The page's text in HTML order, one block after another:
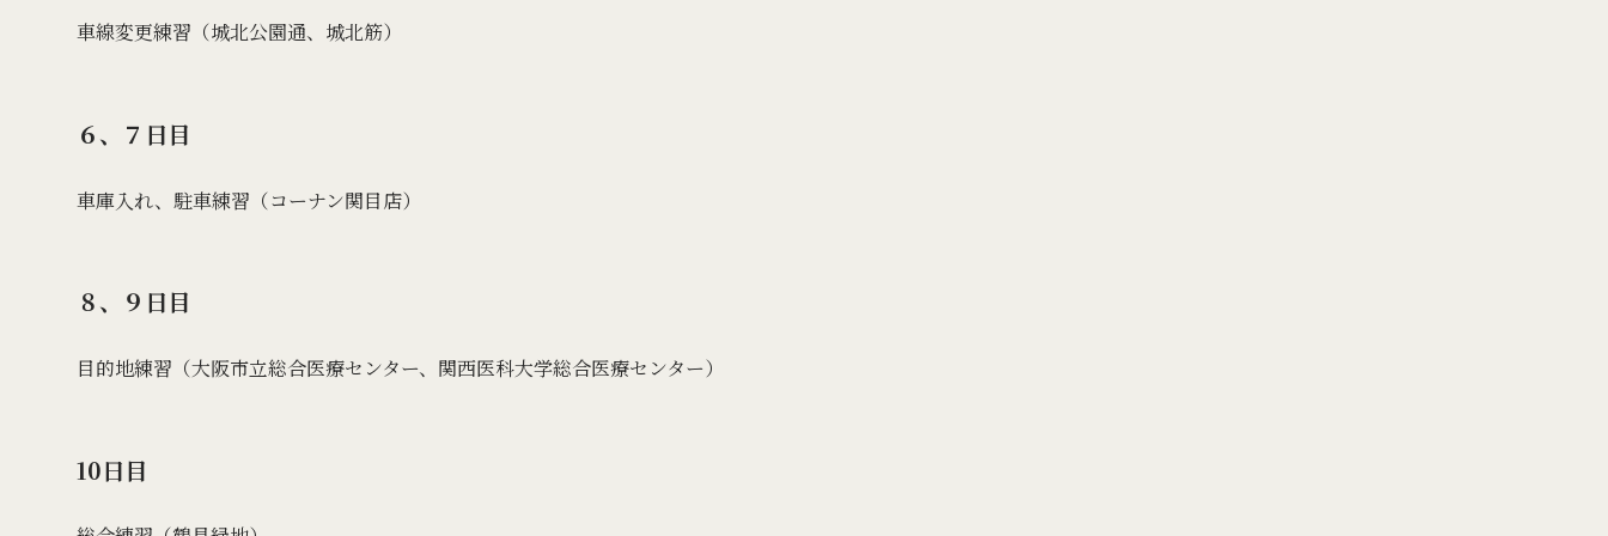
車線変更練習（城北公園通、城北筋）
６、７日目
車庫入れ、駐車練習（コーナン関目店）
８、９日目
目的地練習（大阪市立総合医療センター、関西医科大学総合医療センター）
10日目